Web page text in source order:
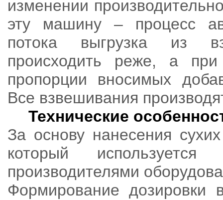
изменении
эту машину – процесс
потока выгрузка из
происходить реже, а
пропорции вносимых
Все взвешивания
Технические
За основу нанесения
который
производителями
Формирование дозировки